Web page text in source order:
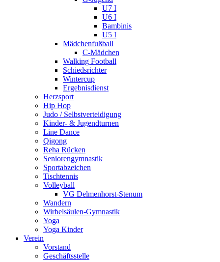
U7 I
U6 I
Bambinis
U5 I
Mädchenfußball
C-Mädchen
Walking Football
Schiedsrichter
Wintercup
Ergebnisdienst
Herzsport
Hip Hop
Judo / Selbstverteidigung
Kinder- & Jugendturnen
Line Dance
Qigong
Reha Rücken
Seniorengymnastik
Sportabzeichen
Tischtennis
Volleyball
VG Delmenhorst-Stenum
Wandern
Wirbelsäulen-Gymnastik
Yoga
Yoga Kinder
Verein
Vorstand
Geschäftsstelle